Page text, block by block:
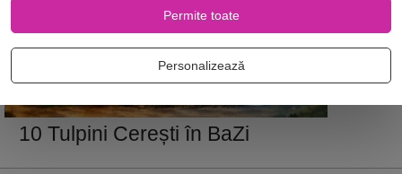
10 Tulpini Cerești în BaZi
Permite toate
Personalizează